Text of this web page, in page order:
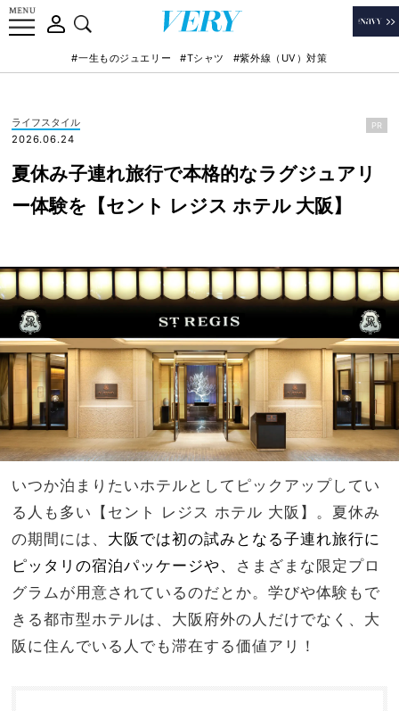
#一生ものジュエリー #Tシャツ #紫外線（UV）対策
ライフスタイル
2026.06.24
PR
夏休み子連れ旅行で本格的なラグジュアリ
ー体験を【セント レジス ホテル 大阪】
いつか泊まりたいホテルとしてピックアップしてい
る人も多い【セント
レジス ホテル 大阪】。夏休み
の期間には、 大阪では初の試みとなる子連れ旅行に
ピッタリの宿泊パッケージや、 さまざまな限定プロ
グラムが用意されているのだとか。学びや体験もで
きる都市型ホテルは、大阪府外の人だけでなく、大
阪に住んでいる人でも滞在する価値アリ！